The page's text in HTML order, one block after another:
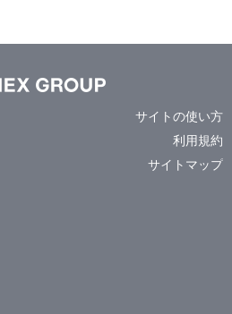
サイトの使い方
利用規約
サイトマップ